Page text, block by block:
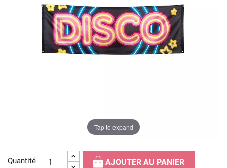
Tap to expand
Quantité AJOUTER AU PANIER